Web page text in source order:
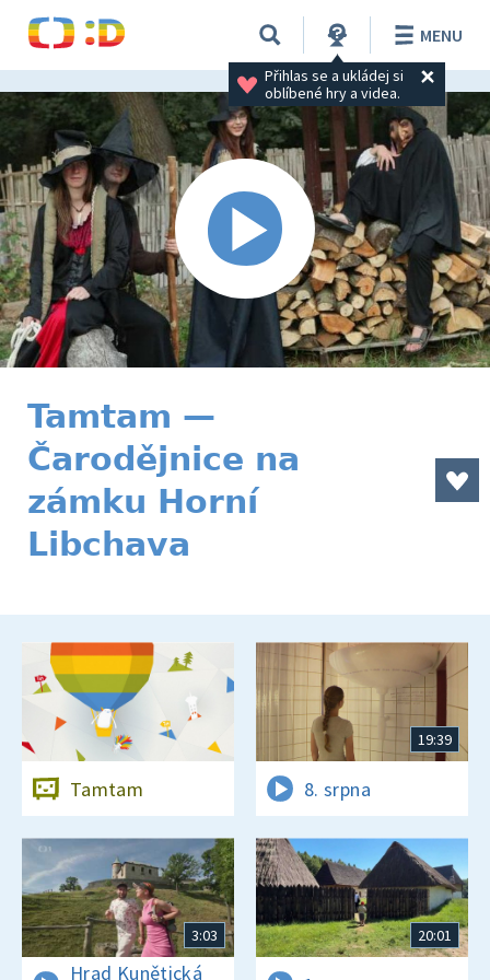
Přihlas se a ukládej si
oblíbené hry a videa.
MENU
Tamtam —
Čarodějnice na
zámku Horní
Libchava
Tamtam
19:39
8. srpna
3:03
Hrad Kunětická
20:01